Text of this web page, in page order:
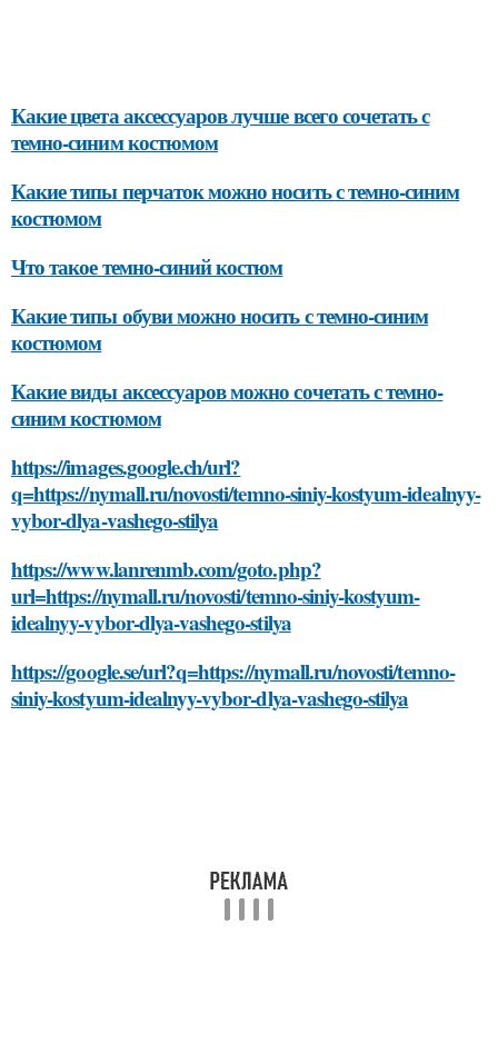
Какие цвета аксессуаров лучше всего сочетать с
темно-синим костюмом
Какие типы перчаток можно носить с темно-синим
костюмом
Что такое темно-синий костюм
Какие типы обуви можно носить с темно-синим
костюмом
Какие виды аксессуаров можно сочетать с темно-
синим костюмом
https://images.google.ch/url?
q=https://nymall.ru/novosti/temno-siniy-kostyum-idealnyy-
vybor-dlya-vashego-stilya
https://www.lanrenmb.com/goto.php?
url=https://nymall.ru/novosti/temno-siniy-kostyum-
idealnyy-vybor-dlya-vashego-stilya
https://google.se/url?q=https://nymall.ru/novosti/temno-
siniy-kostyum-idealnyy-vybor-dlya-vashego-stilya